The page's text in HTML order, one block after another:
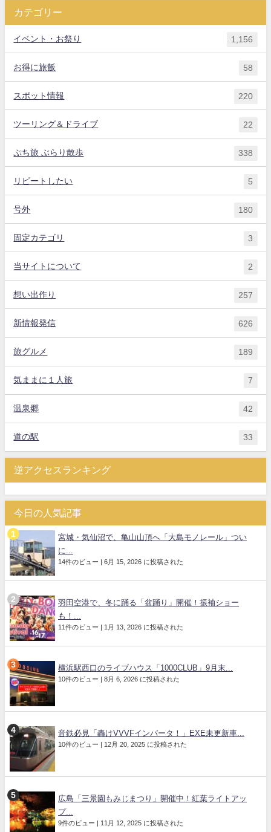
カテゴリー
イベント・お祭り 1,156
お得に旅飯 58
スポット情報 220
ツーリング＆ドライブ 22
ぷち旅 ぶらり散歩 338
リピートしたい 5
号外 180
固定カテゴリ 3
当サイトについて 2
想い出作り 257
新情報発信 626
旅グルメ 189
気ままに１人旅 7
温泉郷 42
道の駅 33
逆アクセスランキング
今日の人気記事
宮城・気仙沼で、亀山山頂へ「大島モノレール」つい
に...
14件のビュー | 6月 15, 2026 に投稿された
羽田空港で、冬に踊る「盆踊り」開催！振袖ショー
も！...
11件のビュー | 1月 13, 2026 に投稿された
横浜駅西口のライブハウス「1000CLUB」9月末...
10件のビュー | 8月 6, 2026 に投稿された
音鉄必見「轟けVVVFインバータ！」EXE未更新車...
10件のビュー | 12月 20, 2025 に投稿された
広島「三景園もみじまつり」開催中！紅葉ライトアッ
プ...
9件のビュー | 11月 12, 2025 に投稿された